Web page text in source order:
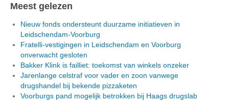
Meest gelezen
Nieuw fonds ondersteunt duurzame initiatieven in
Leidschendam-Voorburg
Fratelli-vestigingen in Leidschendam en Voorburg
onverwacht gesloten
Bakker Klink is failliet: toekomst van winkels onzeker
Jarenlange celstraf voor vader en zoon vanwege
drugshandel bij bekende pizzaketen
Voorburgs pand mogelijk betrokken bij Haags drugslab